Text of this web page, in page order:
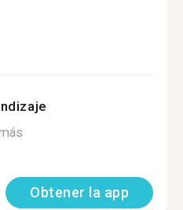
Obtener la app